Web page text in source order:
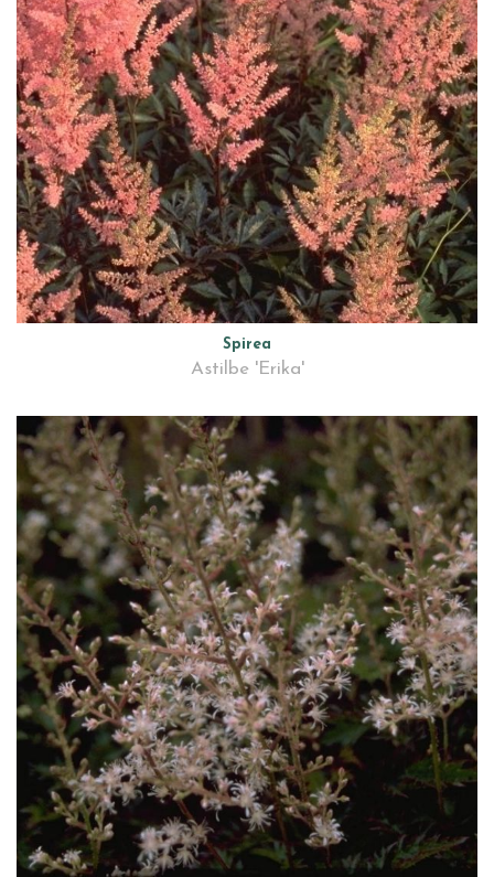
Spirea
Astilbe 'Erika'